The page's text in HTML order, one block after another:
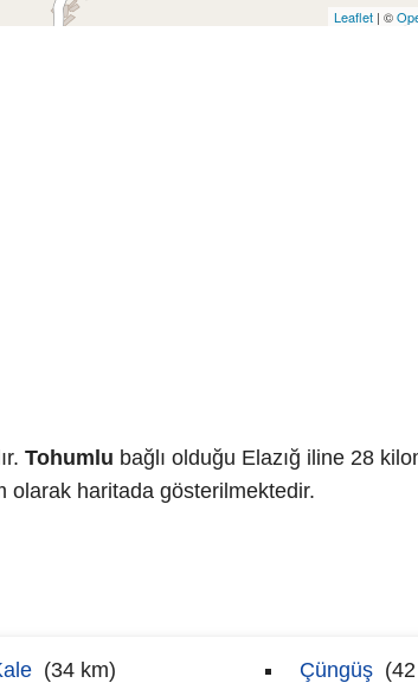
Leaflet | ©
Tohumlu bağlı olduğu Elazığ iline 28
olarak haritada gösterilmektedir.
(34 km)
Çüngüş